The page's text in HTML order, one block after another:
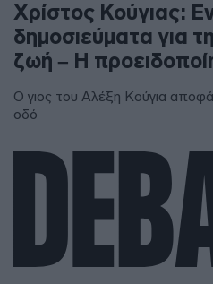
Χρίστος Κούγιας:
δημοσιεύματα για
ζωή – Η
Ο γιος του Αλέξη Κούγια
οδό